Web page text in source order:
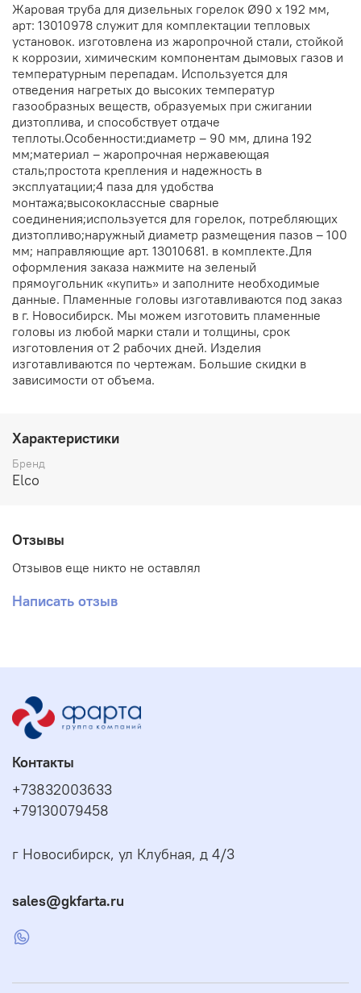
Жаровая труба для дизельных горелок Ø90 x 192 мм,
арт: 13010978 служит для комплектации тепловых
установок. изготовлена из жаропрочной стали, стойкой
к коррозии, химическим компонентам дымовых газов и
температурным перепадам. Используется для
отведения нагретых до высоких температур
газообразных веществ, образуемых при сжигании
дизтоплива, и способствует отдаче
теплоты.Особенности:диаметр – 90 мм, длина 192
мм;материал – жаропрочная нержавеющая
сталь;простота крепления и надежность в
эксплуатации;4 паза для удобства
монтажа;высококлассные сварные
соединения;используется для горелок, потребляющих
дизтопливо;наружный диаметр размещения пазов – 100
мм; направляющие арт. 13010681. в комплекте.Для
оформления заказа нажмите на зеленый
прямоугольник «купить» и заполните необходимые
данные. Пламенные головы изготавливаются под заказ
в г. Новосибирск. Мы можем изготовить пламенные
головы из любой марки стали и толщины, срок
изготовления от 2 рабочих дней. Изделия
изготавливаются по чертежам. Большие скидки в
зависимости от объема.
Характеристики
Бренд
Elco
Отзывы
Отзывов еще никто не оставлял
Написать отзыв
Контакты
+73832003633
+79130079458
г Новосибирск, ул Клубная, д 4/3
sales@gkfarta.ru